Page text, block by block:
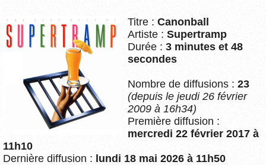
Titre : Canonball
Artiste : Supertramp
Durée : 3 minutes et 48
secondes
Nombre de diffusions : 23
(depuis le jeudi 26 février
2009 à 16h34)
Première diffusion :
mercredi 22 février 2017 à
11h10
Dernière diffusion : lundi 18 mai 2026 à 11h50